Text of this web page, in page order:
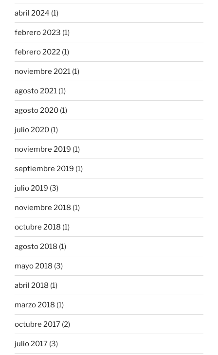
abril 2024 (1)
febrero 2023 (1)
febrero 2022 (1)
noviembre 2021 (1)
agosto 2021 (1)
agosto 2020 (1)
julio 2020 (1)
noviembre 2019 (1)
septiembre 2019 (1)
julio 2019 (3)
noviembre 2018 (1)
octubre 2018 (1)
agosto 2018 (1)
mayo 2018 (3)
abril 2018 (1)
marzo 2018 (1)
octubre 2017 (2)
julio 2017 (3)